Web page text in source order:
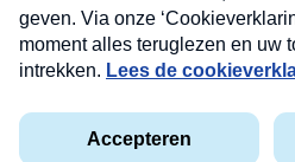
Privacyverklaring
Kwetsbaarheid melden
Neem hier een gratis
nieuwsbrief. Elke vrijdag- en